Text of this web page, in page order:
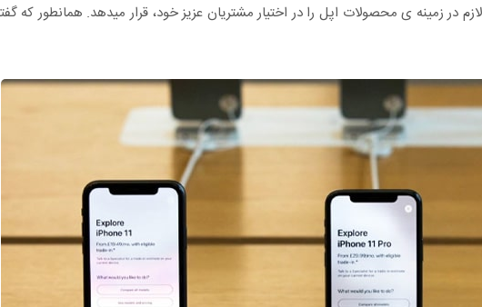
در زمینه ی محصولات اپل را در اختیار مشتریان عزیز خود، قرار میدهد. همانطور که